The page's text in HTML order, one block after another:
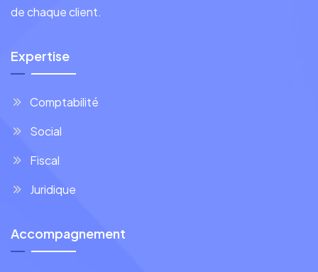
de chaque client.
Expertise
Comptabilité
Social
Fiscal
Juridique
Accompagnement